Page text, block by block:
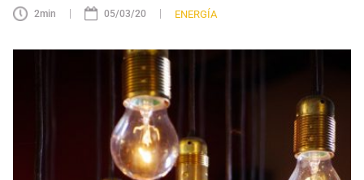
2min | 05/03/20 | ENERGÍA